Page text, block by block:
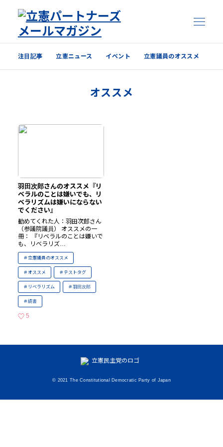
立憲議員のオススメ
注目記事 立憲ニュース イベント 立憲議員のオススメ
オススメ
羽田次郎さんのオススメ『リ
ベラルのことは嫌いでも、リ
ベラリズムは嫌いにならない
でください』
勧めてくれた人：羽田次郎さん
（参議院議員） オススメの一
冊： 『リベラルのことは嫌いで
も、リベラリズ…
立憲議員のオススメ
オススメ テストタグ
リベラリズム 羽田次郎
読書
5
© 2021 The Constitutional Democratic Party of Japan